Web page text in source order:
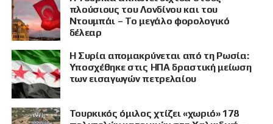
πλούσιους του Λονδίνου και του
Ντουμπάι – Το μεγάλο φορολογικό
δέλεαρ
Η Συρία απομακρύνεται από τη Ρωσία:
Υποσχέθηκε στις ΗΠΑ δραστική μείωση
των εισαγωγών πετρελαίου
Τουρκικός όμιλος χτίζει «χωριό» 178